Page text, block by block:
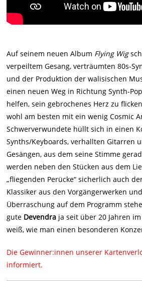
Auf seinem neuen Album Flying Wig
verpeiltem Gesang, verträumten 80s-
und der Produktion der walisischen
einen neuen Weg in Richtung Synth-
helfen, sein gebrochenes Herz zu
wohl am besten mit ein wenig Cosmic
Schwerverwundete hüllt sich in einen
Synths/Keyboards, verhallten Gitarren
Gesängen, aus dem seine Stimme
werden neben den Stücken aus dem
„fliegenden Perücke“ sicherlich auch
Klassiker aus den Vorgängerwerken
Überraschung auf dem Programm
gute Devendra ja seit über 20 Jahren
weiß, wie man einen besonderen
Die Gewinner:innen unserer
informiert.